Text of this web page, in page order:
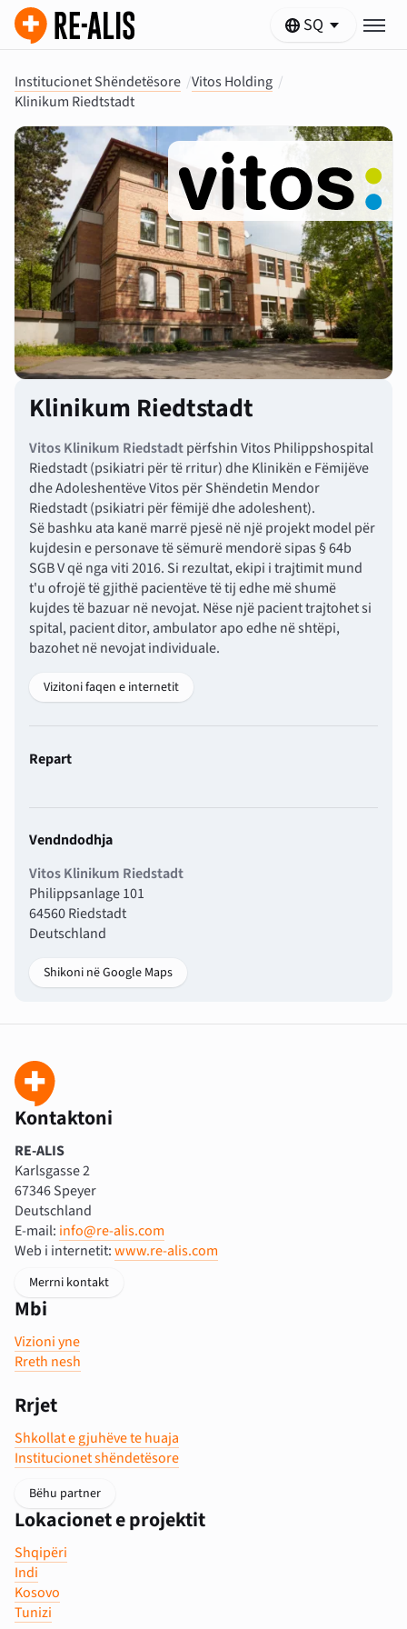
SQ
Institucionet Shëndetësore / Vitos Holding /
Klinikum Riedtstadt
Klinikum Riedtstadt
Vitos Klinikum Riedstadtpërfshin Vitos Philippshospital
Riedstadt (psikiatri për të rritur) dhe Klinikën e Fëmijëve
dhe Adoleshentëve Vitos për Shëndetin Mendor
Riedstadt (psikiatri për fëmijë dhe adoleshent).
Së bashku ata kanë marrë pjesë në një projekt model për
kujdesin e personave të sëmurë mendorë sipas § 64b
SGB V që nga viti 2016. Si rezultat, ekipi i trajtimit mund
t'u ofrojë të gjithë pacientëve të tij edhe më shumë
kujdes të bazuar në nevojat. Nëse një pacient trajtohet si
spital, pacient ditor, ambulator apo edhe në shtëpi,
bazohet në nevojat individuale.
Vizitoni faqen e internetit
Repart
Vendndodhja
Vitos Klinikum Riedstadt
Philippsanlage 101
64560 Riedstadt
Deutschland
Shikoni në Google Maps
Kontaktoni
RE-ALIS
Karlsgasse 2
67346 Speyer
Deutschland
E-mail: info@re-alis.com
Web i internetit:www.re-alis.com
Merrni kontakt
Mbi
Vizioni yne
Rreth nesh
Rrjet
Shkollat e gjuhëve te huaja
Institucionet shëndetësore
Bëhu partner
Lokacionet e projektit
Shqipëri
Indi
Kosovo
Tunizi